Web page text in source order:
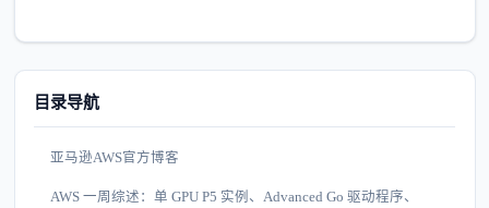
目录导航
亚马逊AWS官方博客
AWS 一周综述：单 GPU P5 实例、Advanced Go 驱动程序、